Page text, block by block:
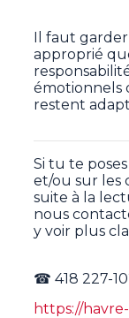
Il faut
approprié
émotionnels
restent
Si tu te
et/ou sur les
suite à la
nous
y voir plus
☎ 418 227-
https://